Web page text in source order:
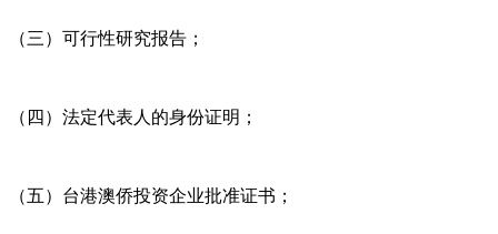
（三）可行性研究报告；
（四）法定代表人的身份证明；
（五）台港澳侨投资企业批准证书；